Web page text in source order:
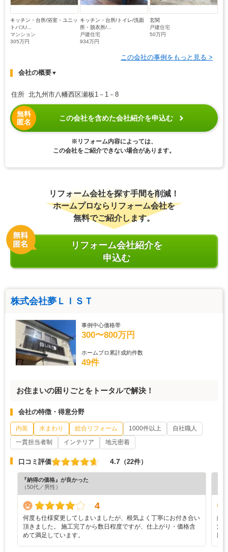
キッチン・台所/浴室・ユニッ
トバス/...
マンション
305万円
キッチン・台所/トイレ/洗面
所・脱衣所/...
戸建住宅
934万円
玄関
戸建住宅
50万円
この会社の事例をもっと見る >
会社の概要▼
住所 北九州市八幡西区瀬板1－1－8
無料
匿名
この会社を含めた会社紹介を申込む
※リフォーム内容によっては、
この会社をご紹介できない場合があります。
リフォーム会社を探す手間を削減！
ホームプロならリフォーム会社を
無料でご紹介します。
リフォーム会社紹介を
申込む
株式会社夢ＬＩＳＴ
事例中心価格帯
300〜800万円
ホームプロ累計成約件数
49件
お住まいの困りごとをトータルで解決！
会社の特徴・得意分野
内装 水まわり 総合リフォーム 1000件以上
自社職人
一貫担当者制
インテリア 地元密着
口コミ評価 4.7 （22件）
『納得の価格』が良かった
（50代／男性）
4
何度も仕様変更してしまいましたが、根気よく丁寧にお付き合い
頂きました。 施工完了から数日程度ですが、仕上がり・価格含
めて満足しています。
納
洗
応